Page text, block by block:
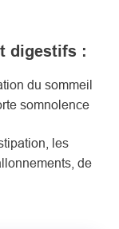
digestifs :
du sommeil
somnolence
les
de